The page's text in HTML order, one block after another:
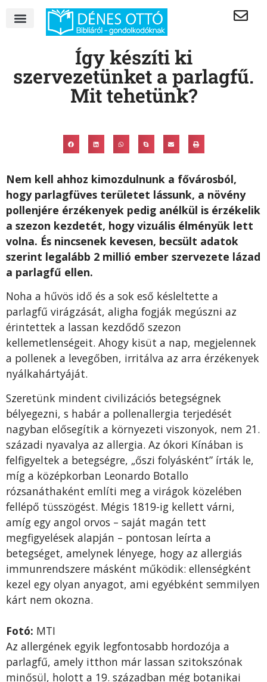
Így készíti ki
szervezetünket a parlagfű.
Mit tehetünk?
Nem kell ahhoz kimozdulnunk a fővárosból,
hogy parlagfüves területet lássunk, a növény
pollenjére érzékenyek pedig anélkül is érzékelik
a szezon kezdetét, hogy vizuális élményük lett
volna. És nincsenek kevesen, becsült adatok
szerint legalább 2 millió ember szervezete lázad
a parlagfű ellen.
Noha a hűvös idő és a sok eső késleltette a
parlagfű virágzását, aligha fogják megúszni az
érintettek a lassan kezdődő szezon
kellemetlenségeit. Ahogy kisüt a nap, megjelennek
a pollenek a levegőben, irritálva az arra érzékenyek
nyálkahártyáját.
Szeretünk mindent civilizációs betegségnek
bélyegezni, s habár a pollenallergia terjedését
nagyban elősegítik a környezeti viszonyok, nem 21.
századi nyavalya az allergia. Az ókori Kínában is
felfigyeltek a betegségre, „őszi folyásként” írták le,
míg a középkorban Leonardo Botallo
rózsanáthaként említi meg a virágok közelében
fellépő tüsszögést. Mégis 1819-ig kellett várni,
amíg egy angol orvos – saját magán tett
megfigyelések alapján – pontosan leírta a
betegséget, amelynek lényege, hogy az allergiás
immunrendszere másként működik: ellenségként
kezel egy olyan anyagot, ami egyébként semmilyen
kárt nem okozna.
Fotó: MTI
Az allergének egyik legfontosabb hordozója a
parlagfű, amely itthon már lassan szitokszónak
minősül, holott a 19. században még botanikai